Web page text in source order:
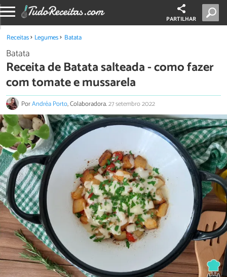
PARTILHAR
Receitas Legumes Batata
Batata
Receita de Batata salteada - como fazer
com tomate e mussarela
PorAndréa Porto, Colaboradora.27 setembro 2022